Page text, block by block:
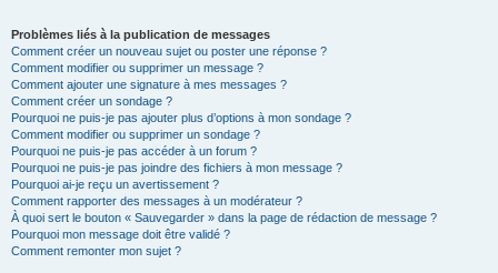
Problèmes liés à la publication de messages
Comment créer un nouveau sujet ou poster une réponse ?
Comment modifier ou supprimer un message ?
Comment ajouter une signature à mes messages ?
Comment créer un sondage ?
Pourquoi ne puis-je pas ajouter plus d’options à mon sondage ?
Comment modifier ou supprimer un sondage ?
Pourquoi ne puis-je pas accéder à un forum ?
Pourquoi ne puis-je pas joindre des fichiers à mon message ?
Pourquoi ai-je reçu un avertissement ?
Comment rapporter des messages à un modérateur ?
À quoi sert le bouton « Sauvegarder » dans la page de rédaction de message ?
Pourquoi mon message doit être validé ?
Comment remonter mon sujet ?